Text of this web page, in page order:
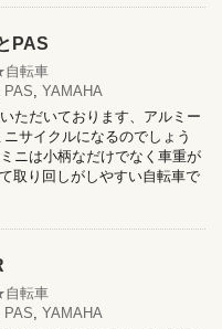
PAS
転車
PAS, YAMAHA
ただいております、アルミー
サイクルになるのでしょう
ニは小柄なだけでなく車重が
取り回しがしやすい自転車で
転車
PAS, YAMAHA